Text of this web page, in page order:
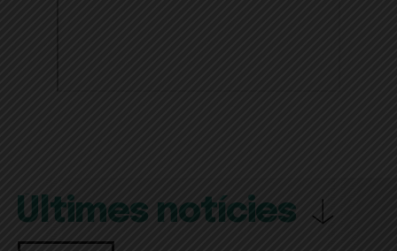
Últimes notícies